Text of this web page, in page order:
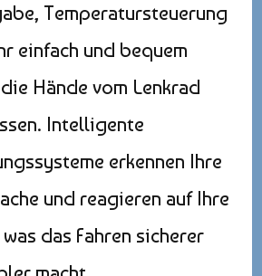
Temperatursteuerung
einfach und bequem
Hände vom Lenkrad
Intelligente
erkennen Ihre
und reagieren auf Ihre
das Fahren sicherer